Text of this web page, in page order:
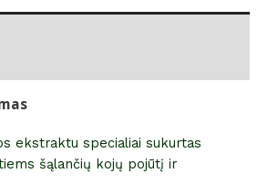
ekstraktu specialiai sukurtas
šąlančių kojų pojūtį ir